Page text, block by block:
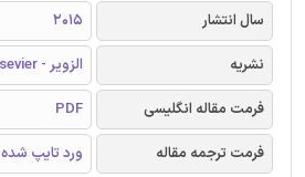
سال انتشار
2015
نشریه
الزویر - Elsevier
فرمت مقاله انگلیسی
PDF
فرمت ترجمه مقاله
ورد تایپ شده